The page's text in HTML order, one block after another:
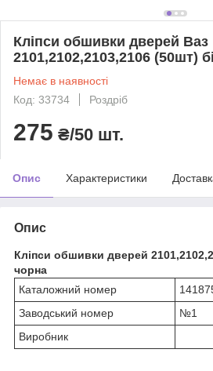
Кліпси обшивки дверей Ваз
2101,2102,2103,2106 (50шт)
Немає в наявності
Код: 33734
Роздріб
275 ₴/50 шт.
Опис Характеристики
Опис
Кліпси обшивки дверей
чорна
Каталожний номер
Заводський номер
№1
Виробник